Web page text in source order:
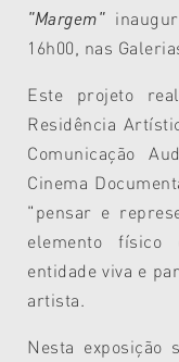
"Margem"
16h00, nas
Este projeto
Residência
Comunicação
Cinema
"pensar e
elemento físico
entidade viva e
artista.
Nesta exposição